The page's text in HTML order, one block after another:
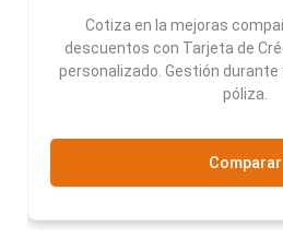
Cotiza en la mejoras
descuentos con Tarjeta de
personalizado. Gestión
póliza.
Comparar